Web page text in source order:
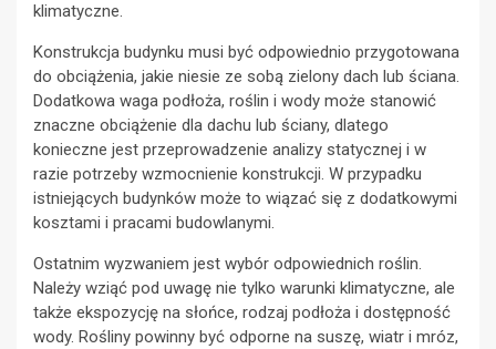
klimatyczne.
Konstrukcja budynku musi być odpowiednio przygotowana
do obciążenia, jakie niesie ze sobą zielony dach lub ściana.
Dodatkowa waga podłoża, roślin i wody może stanowić
znaczne obciążenie dla dachu lub ściany, dlatego
konieczne jest przeprowadzenie analizy statycznej i w
razie potrzeby wzmocnienie konstrukcji. W przypadku
istniejących budynków może to wiązać się z dodatkowymi
kosztami i pracami budowlanymi.
Ostatnim wyzwaniem jest wybór odpowiednich roślin.
Należy wziąć pod uwagę nie tylko warunki klimatyczne, ale
także ekspozycję na słońce, rodzaj podłoża i dostępność
wody. Rośliny powinny być odporne na suszę, wiatr i mróz,